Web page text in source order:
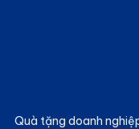
Quà tặng doanh